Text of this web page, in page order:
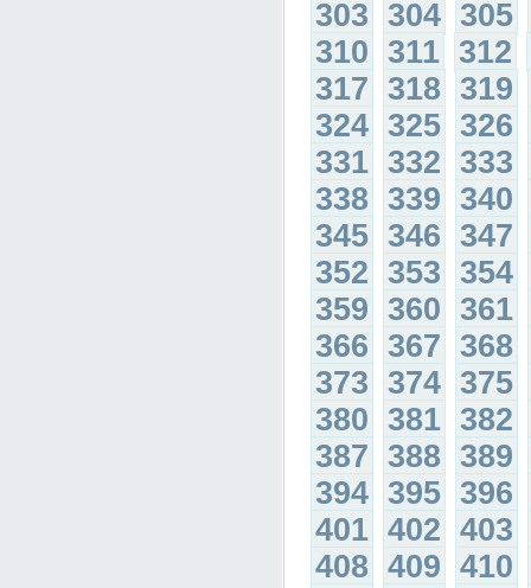
303 304 305
310 311 312
317 318 319
324 325 326
331 332 333
338 339 340
345 346 347
352 353 354
359 360 361
366 367 368
373 374 375
380 381 382
387 388 389
394 395 396
401 402 403
408 409 410